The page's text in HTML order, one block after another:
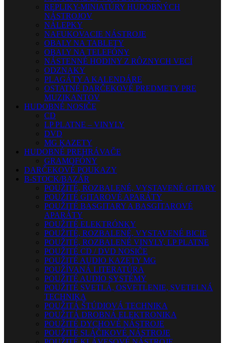
REPLIKY-MINIATÚRY HUDOBNÝCH
NÁSTROJOV
NÁLEPKY
NAFUKOVACIE NÁSTROJE
OBALY NA TABLETY
OBALY NA TELEFÓNY
NÁSTENNÉ HODINY Z RÔZNYCH VECÍ
ODZNAKY
PLAGÁTY A KALENDÁRE
OSTATNÉ DARČEKOVÉ PREDMETY PRE
MUZIKANTOV
HUDOBNÉ NOSIČE
CD
LP PLATNE – VINYLY
DVD
MG KAZETY
HUDOBNÉ PREHRÁVAČE
GRAMOFÓNY
DARČEKOVÉ POUKAZY
B-STOCK/BAZÁR
POUŽITÉ, ROZBALENÉ, VYSTAVENÉ GITARY
POUŽITÉ GITAROVÉ APARÁTY
POUŽITÉ BASGITARY A BASGITAROVÉ
APARÁTY
POUŽITÉ ELEKTRÓNKY
POUŽITÉ, ROZBALENÉ, VYSTAVENÉ BICIE
POUŽITÉ, ROZBALENÉ VINYLY, LP PLATNE
POUŽITÉ CD / DVD NOSIČE
POUŽITÉ AUDIO KAZETY MG
POUŽÍVANÁ LITERATÚRA
POUŽITÉ AUDIO SYSTÉMY
POUŽITÉ SVETLÁ, OSVETLENIE, SVETELNÁ
TECHNIKA
POUŽITÁ ŠTÚDIOVÁ TECHNIKA
POUŽITÁ DROBNÁ ELEKTRONIKA
POUŽITÉ DYCHOVÉ NÁSTROJE
POUŽITÉ SLÁČIKOVÉ NÁSTROJE